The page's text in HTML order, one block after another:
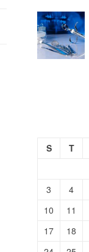
S
T
3
4
10
11
17
18